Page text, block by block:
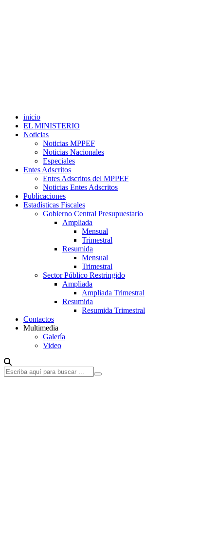
inicio
EL MINISTERIO
Noticias
Noticias MPPEF
Noticias Nacionales
Especiales
Entes Adscritos
Entes Adscritos del MPPEF
Noticias Entes Adscritos
Publicaciones
Estadísticas Fiscales
Gobierno Central Presupuestario
Ampliada
Mensual
Trimestral
Resumida
Mensual
Trimestral
Sector Público Restringido
Ampliada
Ampliada Trimestral
Resumida
Resumida Trimestral
Contactos
Multimedia
Galería
Video